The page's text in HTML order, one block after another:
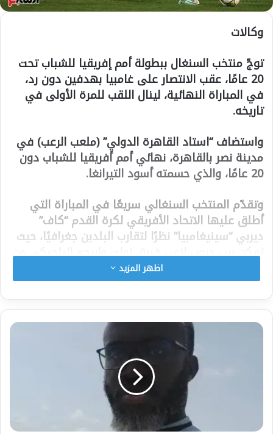
وكالات
توجّ منتخب السنغال ببطولة أمم إفريقيا للشباب تحت
20 عامًا، عقب الانتصار على غامبيا بهدفين دون رد،
في المباراة النهائية، لينال اللقب للمرة الأولى في
تاريخه.
واستضاف “استاد القاهرة الدولي” (ملعب الرعب) في
مدينة نصر بالقاهرة، نهائي أمم أفريقيا للشباب دون
20 عامًا، والذي حسمته أسود التيرانغا.
وتقدّم المنتخب السنغالي سريعًا في المباراة التي
أطلق عليها الاتحاد الأفريقي لكرة القدم “كاف”
ديربي “سينيغامبيا” نظرًا لتقارب البلدين جغرافيًا، حيث
تمكن بيب ديوب لاعب فريق زولت واريجم البلجيكي من
إحراز الهدف الأول في الدقيقة السابعة، بعد عرضية
من الجهة اليسرى قابلها برأسه في شباك الحارس با
إيبو دامفا.
وكان هذا هو الهدف الأول الذي تتلقاه الشباك
الغامبية في البطولة القارية، حيث لم تتلقى العقارب
أي هدف على مدار البطولة والسنغال أيضًا.
وفي الشوط الثاني تمكن مهاجم النهضة البركانية،
مامادو لامين كمارا، من إحراز الهدف الثاني للمنتخب
السنغالي برأسية رائعة أيضًا في الدقيقة (56).
اظهر المزيد